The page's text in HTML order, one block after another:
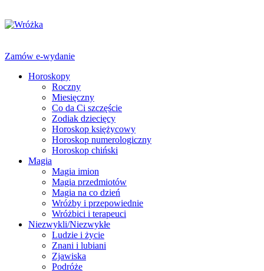
Zamów e-wydanie
Horoskopy
Roczny
Miesięczny
Co da Ci szczęście
Zodiak dziecięcy
Horoskop księżycowy
Horoskop numerologiczny
Horoskop chiński
Magia
Magia imion
Magia przedmiotów
Magia na co dzień
Wróżby i przepowiednie
Wróżbici i terapeuci
Niezwykli/Niezwykłe
Ludzie i życie
Znani i lubiani
Zjawiska
Podróże